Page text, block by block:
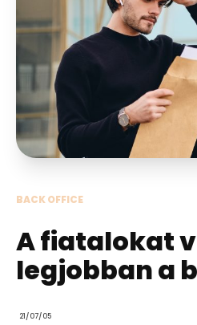
BACK OFFICE
A fiatalokat
legjobban a
21/07/05